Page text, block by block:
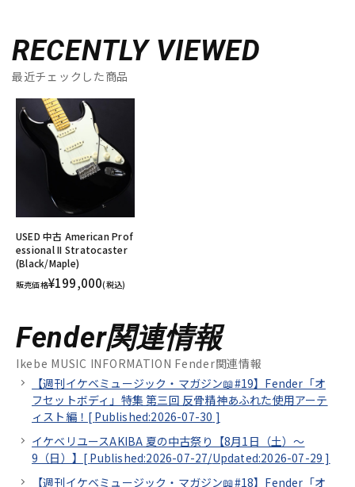
RECENTLY VIEWED
最近チェックした商品
USED 中古 American Prof
essional II Stratocaster
(Black/Maple)
販売価格¥199,000(税込)
Fender関連情報
Ikebe MUSIC INFORMATION Fender関連情報
【週刊イケベミュージック・マガジン📖#19】Fender「オ
フセットボディ」特集 第三回 反骨精神あふれた使用アーテ
ィスト編！[ Published:2026-07-30 ]
イケベリユースAKIBA 夏の中古祭り【8月1日（土）～
9（日）】[ Published:2026-07-27/Updated:2026-07-29 ]
【週刊イケベミュージック・マガジン📖#18】Fender「オ